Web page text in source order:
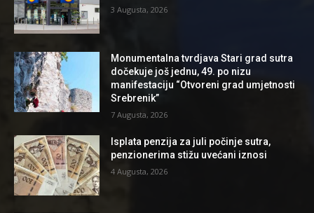
3 Augusta, 2026
Monumentalna tvrdjava Stari grad sutra
dočekuje još jednu, 49. po nizu
manifestaciju “Otvoreni grad umjetnosti
Srebrenik”
7 Augusta, 2026
Isplata penzija za juli počinje sutra,
penzionerima stižu uvećani iznosi
4 Augusta, 2026